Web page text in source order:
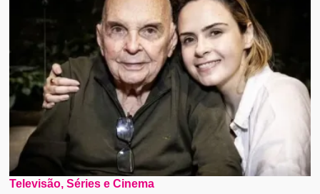
Televisão, Séries e Cinema